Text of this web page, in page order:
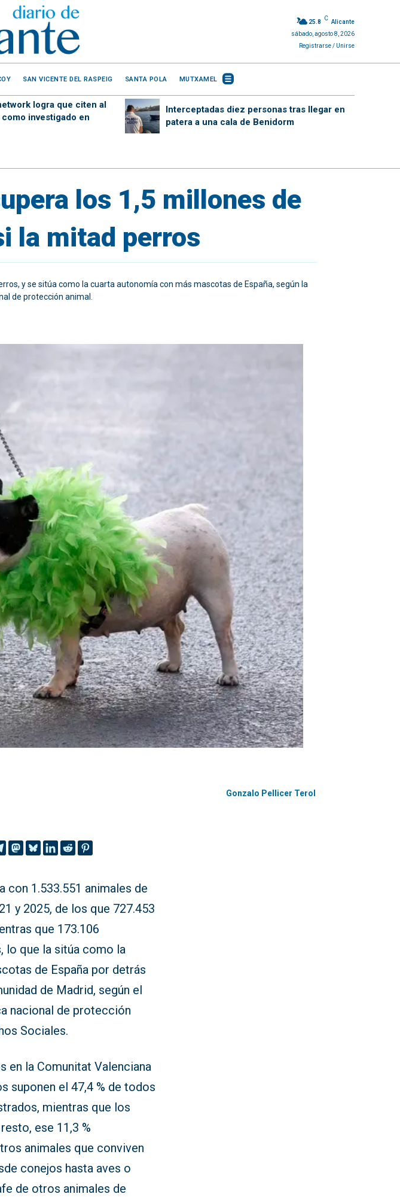
25.8
C
Alicante
sábado, agosto 8, 2026
Registrarse / Unirse
SAN VICENTE DEL RASPEIG SANTA POLA MUTXAMEL
logra que citen al
investigado en
Interceptadas diez personas tras llegar en
patera a una cala de Benidorm
los 1,5 millones de
la mitad perros
y se sitúa como la cuarta autonomía con más mascotas de España, según la
de protección animal.
Gonzalo Pellicer Terol
con 1.533.551 animales de
y 2025, de los que 727.453
que 173.106
lo que la sitúa como la
de España por detrás
de Madrid, según el
nacional de protección
Sociales.
en la Comunitat Valenciana
suponen el 47,4 % de todos
mientras que los
ese 11,3 %
animales que conviven
conejos hasta aves o
de otros animales de